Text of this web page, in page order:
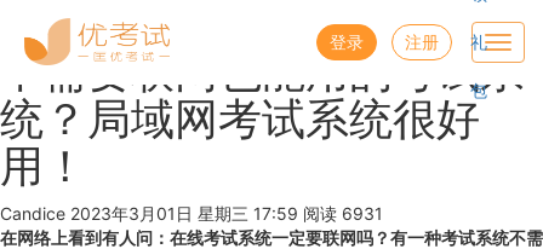
登录 注册 礼
包
不需要联网也能用的考试系
统？局域网考试系统很好
用！
Candice 2023年3月01日 星期三 17:59 阅读 6931
在网络上看到有人问：在线考试系统一定要联网吗？有一种考试系统不需